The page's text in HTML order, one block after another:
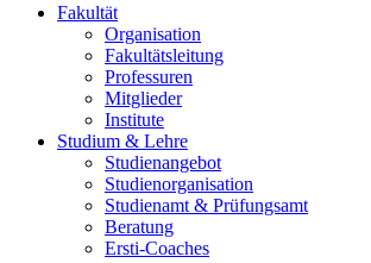
Fakultät
Organisation
Fakultätsleitung
Professuren
Mitglieder
Institute
Studium & Lehre
Studienangebot
Studienorganisation
Studienamt & Prüfungsamt
Beratung
Ersti-Coaches